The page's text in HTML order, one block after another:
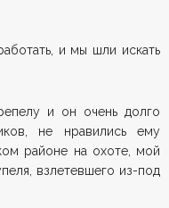
и мы шли искать
и он очень долго
не нравились ему
районе на охоте, мой
взлетевшего из-под